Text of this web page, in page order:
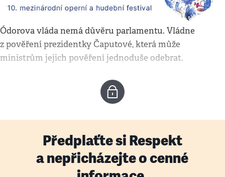
Ódorova vláda nemá důvěru parlamentu. Vládne
z pověření prezidentky Čaputové, která může
ministrům jejich pověření jednoduše odebrat.
Předplaťte si Respekt
a nepřicházejte o cenné